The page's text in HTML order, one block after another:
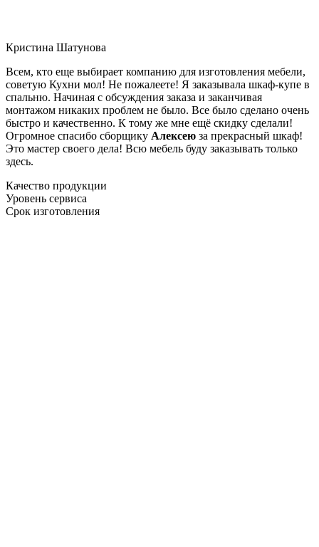
Кристина Шатунова
Всем, кто еще выбирает компанию для изготовления мебели,
советую Кухни мол! Не пожалеете! Я заказывала шкаф-купе в
спальню. Начиная с обсуждения заказа и заканчивая
монтажом никаких проблем не было. Все было сделано очень
быстро и качественно. К тому же мне ещё скидку сделали!
Огромное спасибо сборщику Алексею за прекрасный шкаф!
Это мастер своего дела! Всю мебель буду заказывать только
здесь.
Качество продукции
Уровень сервиса
Срок изготовления